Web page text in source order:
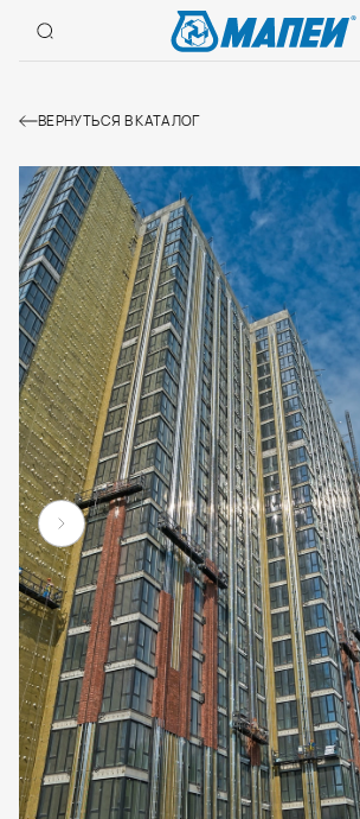
ВЕРНУТЬСЯ В КАТАЛОГ